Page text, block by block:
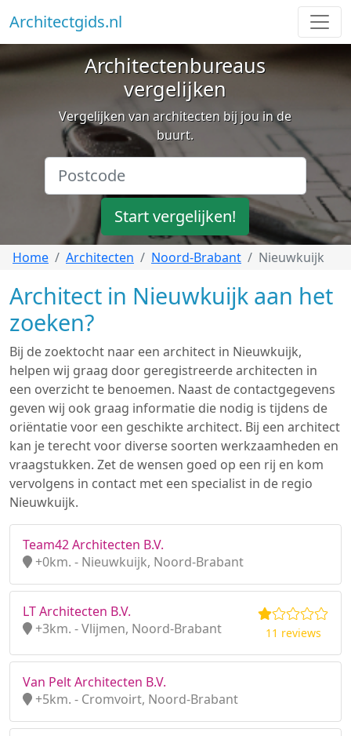
Architectgids.nl
Architectenbureaus
vergelijken
Vergelijken van architecten bij jou in de
buurt.
Start vergelijken!
Home Architecten Noord-Brabant Nieuwkuijk
Architect in Nieuwkuijk aan het
zoeken?
Bij de zoektocht naar een architect in Nieuwkuijk,
helpen wij graag door geregistreerde architecten in
een overzicht te benoemen. Naast de contactgegevens
geven wij ook graag informatie die nodig is tijdens de
oriëntatie voor een geschikte architect. Bij een architect
kan je terecht voor diverse soorten werkzaamheden en
vraagstukken. Zet de wensen goed op een rij en kom
vervolgens in contact met een specialist in de regio
Nieuwkuijk.
Team42 Architecten B.V.
+0km. - Nieuwkuijk, Noord-Brabant
LT Architecten B.V.
+3km. - Vlijmen, Noord-Brabant
11 reviews
Van Pelt Architecten B.V.
+5km. - Cromvoirt, Noord-Brabant